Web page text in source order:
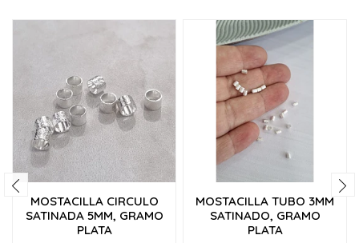
MOSTACILLA CIRCULO
SATINADA 5MM, GRAMO
PLATA
MOSTACILLA TUBO 3MM
SATINADO, GRAMO
PLATA